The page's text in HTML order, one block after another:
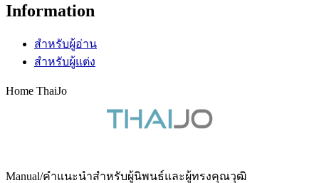
Information
สำหรับผู้อ่าน
สำหรับผู้แต่ง
Home ThaiJo
Manual/คำแนะนำสำหรับผู้นิพนธ์และผู้ทรงคุณวุฒิ